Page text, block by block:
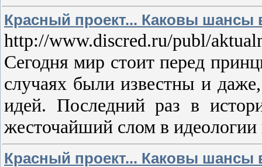
Красный проект... Каковы шансы
http://www.discred.ru/publ/
Сегодня мир стоит перед
случаях были известны и
идей. Последний раз в
жесточайший слом в
Красный проект... Каковы шансы